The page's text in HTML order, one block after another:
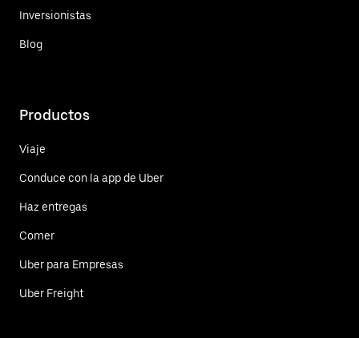
Inversionistas
Blog
Productos
Viaje
Conduce con la app de Uber
Haz entregas
Comer
Uber para Empresas
Uber Freight